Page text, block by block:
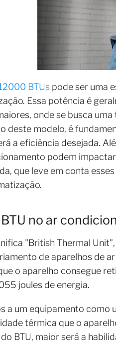
BTUs pode ser uma
Essa potência é
onde se busca
deste modelo, é
a eficiência desejada.
podem
que leve em conta
no ar
"British Thermal
de aparelhos de
o aparelho consegue
joules de energia.
a um equipamento como
térmica que o
BTU, maior será a